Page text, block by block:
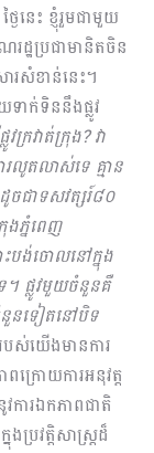
េះ ខ្ញុំរួមជាមួយ
ដ្ឋប្រជាមានិតចិន
ារសំខាន់នេះ។
ាក់ទិននឹងផ្លូវ
វក្រវាត់ក្រុង? វា
រលូតលាស់ទេ គ្មាន
ចជាទសវត្សរ៍៨០
ងភ្នំពេញ
បង់ចោលនៅក្នុង
ផ្លូវមួយចំនួនគឺ
នួនទៀតនៅបិទ
ស់យើងមានការ
ក្រោយការអនុវត្ត
ារឯកភាពជាតិ
រវត្តិសាស្រ្តដ៏